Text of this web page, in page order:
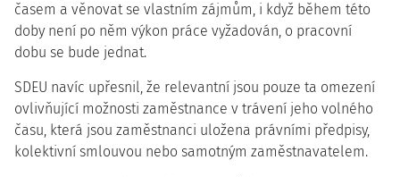
časem a věnovat se vlastním zájmům, i když během této
doby není po něm výkon práce vyžadován, o pracovní
dobu se bude jednat.
SDEU navíc upřesnil, že relevantní jsou pouze ta omezení
ovlivňující možnosti zaměstnance v trávení jeho volného
času, která jsou zaměstnanci uložena právními předpisy,
kolektivní smlouvou nebo samotným zaměstnavatelem.